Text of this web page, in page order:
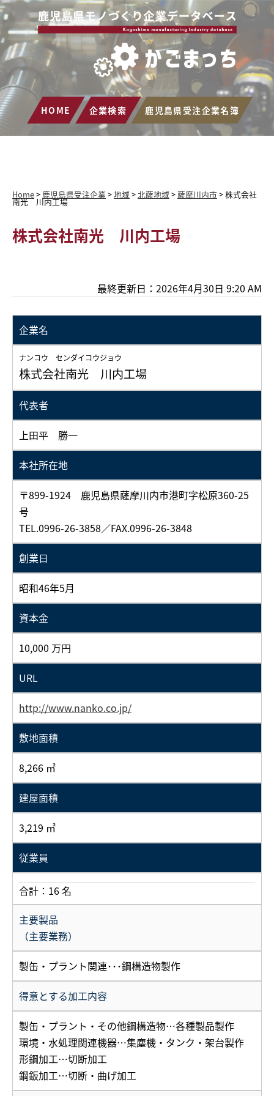
HOME 企業検索 鹿児島県受注企業名簿
Home> 鹿児島県受注企業 >地域 >北薩地域 >薩摩川内市>株式会社
南光 川内工場
株式会社南光 川内工場
最終更新日：2026年4月30日 9:20 AM
企業名
ナンコウ センダイコウジョウ
株式会社南光 川内工場
代表者
上田平 勝一
本社所在地
〒899-1924 鹿児島県薩摩川内市港町字松原360-25
号
TEL.0996-26-3858／FAX.0996-26-3848
創業日
昭和46年5月
資本金
10,000 万円
URL
http://www.nanko.co.jp/
敷地面積
8,266 ㎡
建屋面積
3,219 ㎡
従業員
合計：16 名
主要製品
（主要業務）
製缶・プラント関連･･･鋼構造物製作
得意とする加工内容
製缶・プラント・その他鋼構造物…各種製品製作
環境・水処理関連機器…集塵機・タンク・架台製作
形鋼加工…切断加工
鋼鈑加工…切断・曲げ加工